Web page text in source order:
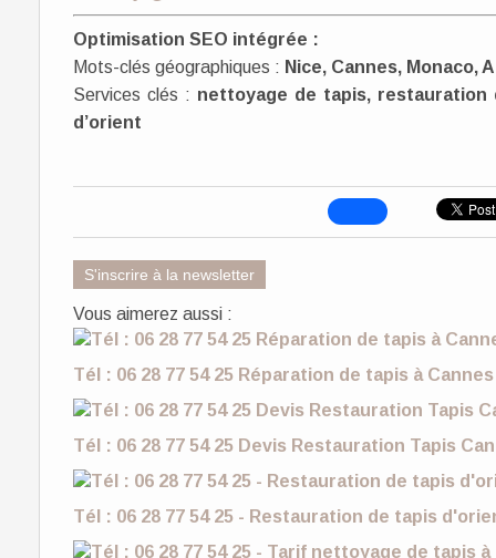
Optimisation SEO intégrée :
Mots-clés géographiques : Nice, Cannes, Monaco,
Services clés : nettoyage de tapis,
d’orient
S'inscrire à la newsletter
Vous aimerez aussi :
Tél : 06 28 77 54 25 Réparation de tapis à Cannes
Tél : 06 28 77 54 25 Devis Restauration Tapis
Tél : 06 28 77 54 25 - Restauration de tapis